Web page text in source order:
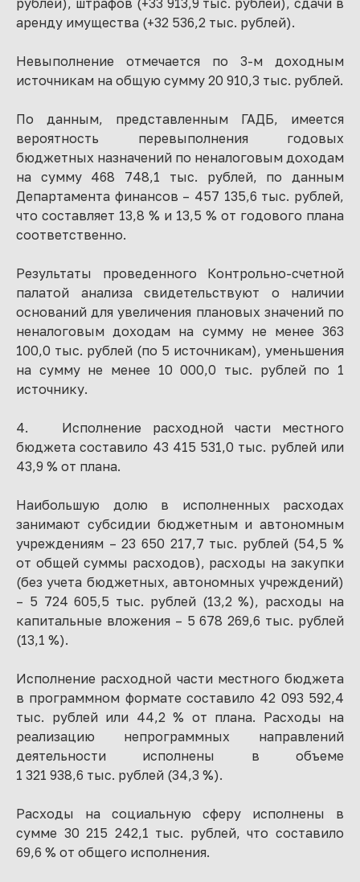
рублей), штрафов (+33 913,9 тыс. рублей), сдачи в
аренду имущества (+32 536,2 тыс. рублей).
Невыполнение отмечается по 3-м доходным
источникам на общую сумму 20 910,3 тыс. рублей.
По данным, представленным ГАДБ, имеется
вероятность перевыполнения годовых
бюджетных назначений по неналоговым доходам
на сумму 468 748,1 тыс. рублей, по данным
Департамента финансов – 457 135,6 тыс. рублей,
что составляет 13,8 % и 13,5 % от годового плана
соответственно.
Результаты проведенного Контрольно-счетной
палатой анализа свидетельствуют о наличии
оснований для увеличения плановых значений по
неналоговым доходам на сумму не менее 363
100,0 тыс. рублей (по 5 источникам), уменьшения
на сумму не менее 10 000,0 тыс. рублей по 1
источнику.
4. Исполнение расходной части местного
бюджета составило 43 415 531,0 тыс. рублей или
43,9 % от плана.
Наибольшую долю в исполненных расходах
занимают субсидии бюджетным и автономным
учреждениям – 23 650 217,7 тыс. рублей (54,5 %
от общей суммы расходов), расходы на закупки
(без учета бюджетных, автономных учреждений)
– 5 724 605,5 тыс. рублей (13,2 %), расходы на
капитальные вложения – 5 678 269,6 тыс. рублей
(13,1 %).
Исполнение расходной части местного бюджета
в программном формате составило 42 093 592,4
тыс. рублей или 44,2 % от плана. Расходы на
реализацию непрограммных направлений
деятельности исполнены в объеме
1 321 938,6 тыс. рублей (34,3 %).
Расходы на социальную сферу исполнены в
сумме 30 215 242,1 тыс. рублей, что составило
69,6 % от общего исполнения.